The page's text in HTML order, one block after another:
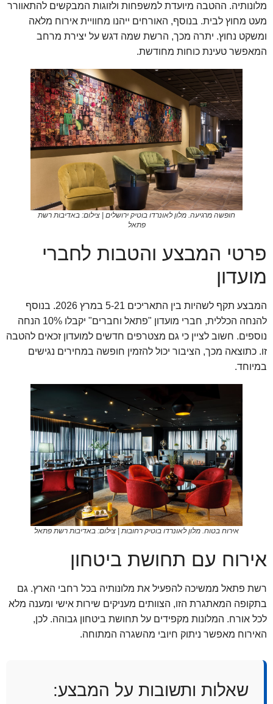
מלונותיה. ההטבה מיועדת למשפחות ולזוגות המבקשים להתאוורר
מעט מחוץ לבית. בנוסף, האורחים ייהנו מחוויית אירוח מלאה
ומשקט נחוץ. יתרה מכך, הרשת שמה דגש על יצירת מרחב
המאפשר טעינת כוחות מחודשת.
חופשה מרגיעה. מלון לאונרדו בוטיק ירושלים | צילום: באדיבות רשת
פתאל
פרטי המבצע והטבות לחברי
מועדון
המבצע תקף לשהיות בין התאריכים 5-21 במרץ 2026. בנוסף
להנחה הכללית, חברי מועדון "פתאל וחברים" יקבלו 10% הנחה
נוספים. חשוב לציין כי גם מצטרפים חדשים למועדון זכאים להטבה
זו. כתוצאה מכך, הציבור יכול להזמין חופשה במחירים נגישים
במיוחד.
אירוח בטוח. מלון לאונרדו בוטיק רחובות | צילום: באדיבות רשת פתאל
אירוח עם תחושת ביטחון
רשת פתאל ממשיכה להפעיל את מלונותיה בכל רחבי הארץ. גם
בתקופה המאתגרת הזו, הצוותים מעניקים שירות אישי ומענה מלא
לכל אורח. המלונות מקפידים על תחושת ביטחון גבוהה. לכן,
האירוח מאפשר ניתוק חיובי מהשגרה המתוחה.
שאלות ותשובות על המבצע: